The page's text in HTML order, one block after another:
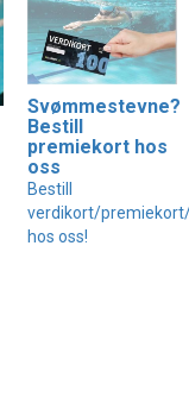
Svømmestevne?
Bestill
premiekort hos
oss
Bestill
verdikort/
hos oss!